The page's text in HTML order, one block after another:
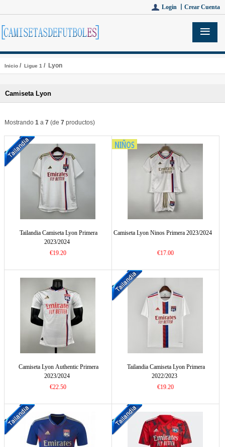
Login 丨 Crear Cuenta
Inicio/ Ligue 1/ Lyon
Camiseta Lyon
Mostrando 1a 7(de 7productos)
Tailandia Camiseta Lyon Primera
2023/2024
€19.20
Camiseta Lyon Ninos Primera 2023/2024
€17.00
Camiseta Lyon Authentic Primera
2023/2024
€22.50
Tailandia Camiseta Lyon Primera
2022/2023
€19.20